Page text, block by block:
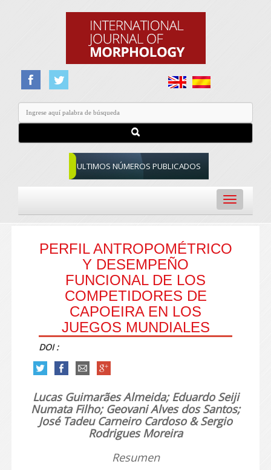
ULTIMOS NÚMEROS PUBLICADOS
Toggle
navigation
PERFIL ANTROPOMÉTRICO
Y DESEMPEÑO
FUNCIONAL DE LOS
COMPETIDORES DE
CAPOEIRA EN LOS
JUEGOS MUNDIALES
DOI :
Lucas Guimarães Almeida; Eduardo Seiji
Numata Filho; Geovani Alves dos Santos;
José Tadeu Carneiro Cardoso & Sergio
Rodrigues Moreira
Resumen